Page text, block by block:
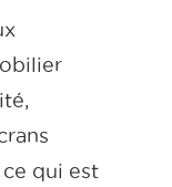
ce qui est